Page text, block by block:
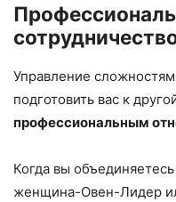
Управление
подготовить вас к
профессиональным
Когда вы
женщина-Овен-Лидер